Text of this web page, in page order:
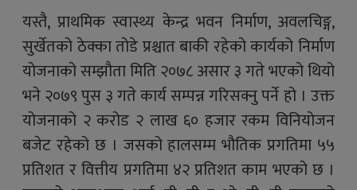
यस्तै, प्राथमिक स्वास्थ्य केन्द्र भवन निर्माण, अवलचिङ्ग,
सुर्खेतको ठेक्का तोडे प्रश्चात बाकी रहेको कार्यको निर्माण
योजनाको सम्झौता मिति २०७८ असार ३ गते भएको थियो
भने २०७९ पुस ३ गते कार्य सम्पन्न गरिसक्नु पर्ने हो । उक्त
योजनाको २ करोड २ लाख ६० हजार रकम विनियोजन
बजेट रहेको छ । जसको हालसम्म भौतिक प्रगतिमा ५५
प्रतिशत र वित्तीय प्रगतिमा ४२ प्रतिशत काम भएको छ ।